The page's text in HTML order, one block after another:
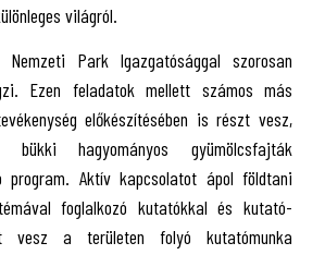
világról.
Park Igazgatósággal szorosan
Ezen feladatok mellett számos más
előkészítésében is részt vesz,
hagyományos gyümölcsfajták
program. Aktív kapcsolatot ápol földtani
foglalkozó kutatókkal és kutató-
vesz a területen folyó kutatómunka